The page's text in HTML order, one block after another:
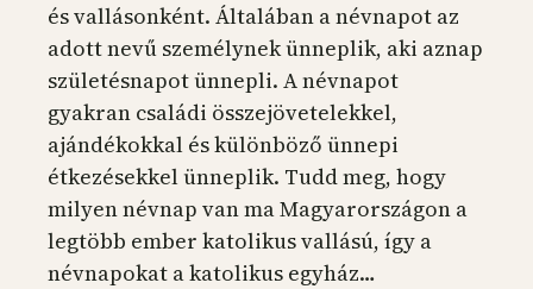
és vallásonként. Általában a névnapot az
adott nevű személynek ünneplik, aki aznap
születésnapot ünnepli. A névnapot
gyakran családi összejövetelekkel,
ajándékokkal és különböző ünnepi
étkezésekkel ünneplik. Tudd meg, hogy
milyen névnap van ma Magyarországon a
legtöbb ember katolikus vallású, így a
névnapokat a katolikus egyház…